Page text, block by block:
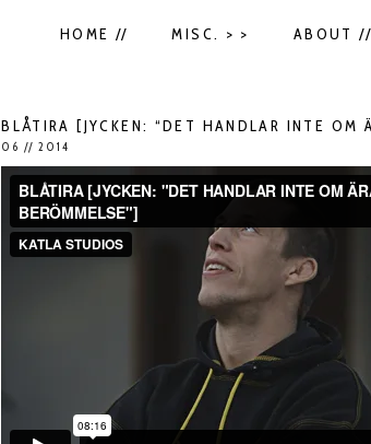
HOME // MISC. > > ABOUT //
BLÅTIRA [JYCKEN: “DET HANDLAR INTE
06 // 2014